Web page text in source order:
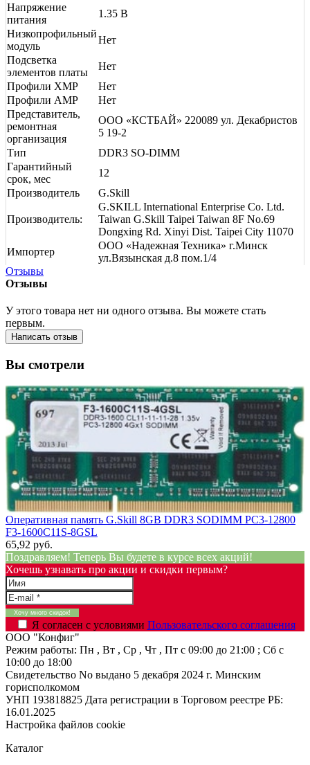
Напряжение
питания
1.35 В
Низкопрофильный
модуль
Нет
Подсветка
элементов платы
Нет
Профили XMP
Нет
Профили AMP
Нет
Представитель,
ремонтная
организация
ООО «КСТБАЙ» 220089 ул. Декабристов
5 19-2
Тип
DDR3 SO-DIMM
Гарантийный
срок, мес
12
Производитель
G.Skill
Производитель:
G.SKILL International Enterprise Co. Ltd.
Taiwan G.Skill Taipei Taiwan 8F No.69
Dongxing Rd. Xinyi Dist. Taipei City 11070
Импортер
ООО «Надежная Техника» г.Минск
ул.Вязынская д.8 пом.1/4
Отзывы
Отзывы
У этого товара нет ни одного отзыва. Вы можете стать
первым.
Написать отзыв
Вы смотрели
Оперативная память G.Skill 8GB DDR3 SODIMM PC3-12800
F3-1600C11S-8GSL
65,92 руб.
Поздравляем! Теперь Вы будете в курсе всех акций!
Хочешь узнавать про акции и скидки первым?
Я согласен с условиями Пользовательского соглашения
ООО "Конфиг"
Режим работы: Пн , Вт , Ср , Чт , Пт c 09:00 до 21:00 ; Сб c
10:00 до 18:00
Свидетельство No выдано 5 декабря 2024 г. Минским
горисполкомом
УНП 193818825 Дата регистрации в Торговом реестре РБ:
16.01.2025
Настройка файлов cookie
Каталог